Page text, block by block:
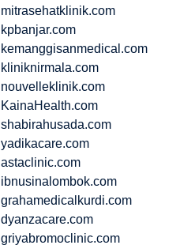
mitrasehatklinik.com
kpbanjar.com
kemanggisanmedical.com
kliniknirmala.com
nouvelleklinik.com
KainaHealth.com
shabirahusada.com
yadikacare.com
astaclinic.com
ibnusinalombok.com
grahamedicalkurdi.com
dyanzacare.com
griyabromoclinic.com